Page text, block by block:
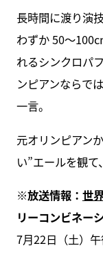
長時間に渡り演
わずか 50～
れるシンクロパ
ンピアンならで
一言。
元オリンピアン
い”エールを観
※放送情報： 世
リーコンビネー
7月22日（土）